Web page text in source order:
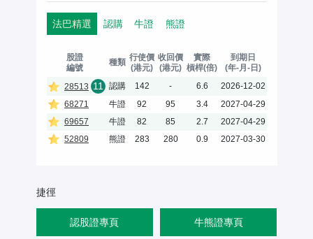
法巴精選 認購 牛證 熊證
股證
編號
種類 行使價
(港元)
收回價
(港元)
實際
槓桿(倍)
到期日
(年-月-日)
28513 11 認購 142 - 6.6
2026-12-02
68271
牛證 92 95 3.4
2027-04-29
69657
牛證 82 85 2.7
2027-04-29
52809
熊證 283 280 0.9 2027-03-30
捷徑
認股證專頁 牛熊證專頁